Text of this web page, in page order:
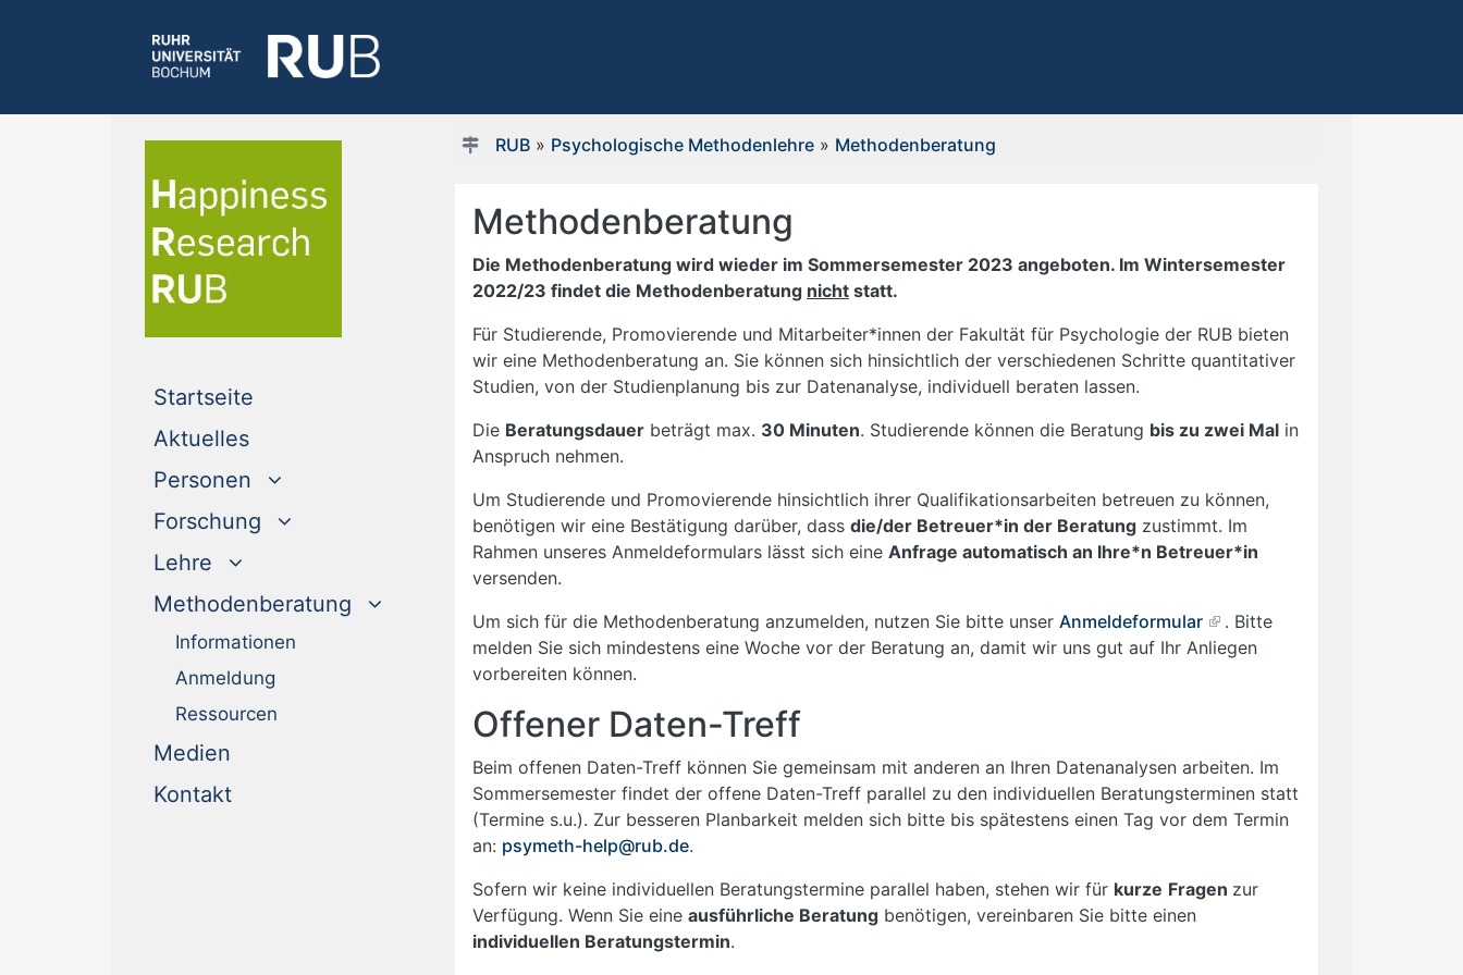
Startseite
Aktuelles(current)
Personen
Forschung
Lehre
Methodenberatung
Informationen
Anmeldung
Ressourcen
Medien
Kontakt(current)
RUB» Psychologische Methodenlehre» Methodenberatung
Methodenberatung
Die Methodenberatung wird wieder im Sommersemester 2023 angeboten. Im Wintersemester
2022/23 findet die Methodenberatung nicht statt.
Für Studierende, Promovierende und Mitarbeiter*innen der Fakultät für Psychologie der RUB bieten
wir eine Methodenberatung an. Sie können sich hinsichtlich der verschiedenen Schritte quantitativer
Studien, von der Studienplanung bis zur Datenanalyse, individuell beraten lassen.
Die Beratungsdauer beträgt max. 30 Minuten. Studierende können die Beratung bis zu zwei Mal in
Anspruch nehmen.
Um Studierende und Promovierende hinsichtlich ihrer Qualifikationsarbeiten betreuen zu können,
benötigen wir eine Bestätigung darüber, dass die/der Betreuer*in der Beratung zustimmt. Im
Rahmen unseres Anmeldeformulars lässt sich eine Anfrage automatisch an Ihre*n Betreuer*in
versenden.
Um sich für die Methodenberatung anzumelden, nutzen Sie bitte unser Anmeldeformular
. Bitte
melden Sie sich mindestens eine Woche vor der Beratung an, damit wir uns gut auf Ihr Anliegen
vorbereiten können.
Offener Daten-Treff
Beim offenen Daten-Treff können Sie gemeinsam mit anderen an Ihren Datenanalysen arbeiten. Im
Sommersemester findet der offene Daten-Treff parallel zu den individuellen Beratungsterminen statt
(Termine s.u.). Zur besseren Planbarkeit melden sich bitte bis spätestens einen Tag vor dem Termin
an: psymeth-help@rub.de.
Sofern wir keine individuellen Beratungstermine parallel haben, stehen wir für kurze Fragen zur
Verfügung. Wenn Sie eine ausführliche Beratung benötigen, vereinbaren Sie bitte einen
individuellen Beratungstermin.